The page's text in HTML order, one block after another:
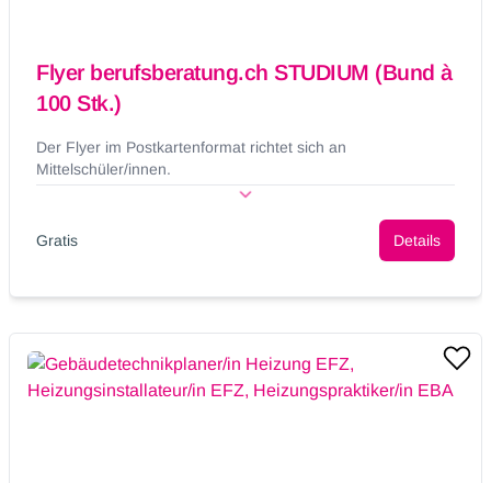
Flyer berufsberatung.ch STUDIUM (Bund à
100 Stk.)
Der Flyer im Postkartenformat richtet sich an
Mittelschüler/innen.
Gratis Details